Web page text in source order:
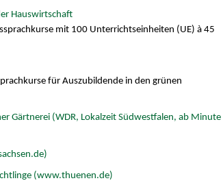
Hauswirtschaft
mit 100 Unterrichtseinheiten (UE) à 45
für Auszubildende in den grünen
Gärtnerei (WDR, Lokalzeit Südwestfalen, ab Minute
(www.thuenen.de)